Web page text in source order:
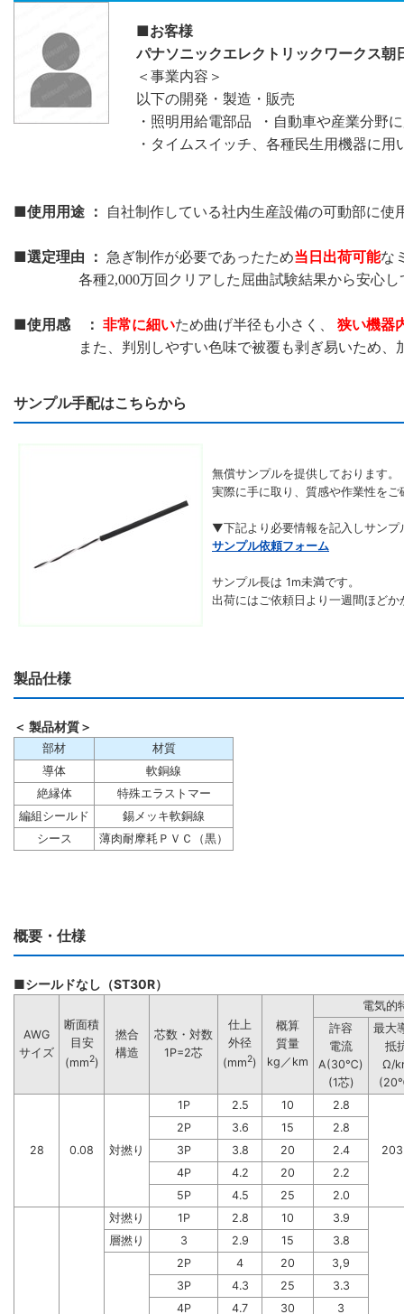
■お客様
パナソニックエレクトリックワークス朝
＜事業内容＞
以下の開発・製造・販売
・照明用給電部品 ・自動車や産業分野
・タイムスイッチ、各種民生用機器に用
■使用用途 ： 自社制作している社内生産設備の可動部に使
■選定理由 ： 急ぎ制作が必要であったため当日出荷可能な
各種2,000万回クリアした屈曲試験結果から安心し
■使用感 ： 非常に細いため曲げ半径も小さく、 狭い機器
また、判別しやすい色味で被覆も剥ぎ易いため、加
サンプル手配はこちらから
無償サンプルを提供しております。
実際に手に取り、質感や作業性をご
▼下記より必要情報を記入しサンプ
サンプル依頼フォーム
サンプル長は 1m未満です。
出荷にはご依頼日より一週間ほど
製品仕様
＜ 製品材質＞
部材
材質
導体
軟銅線
絶縁体
特殊エラストマー
編組シールド
錫メッキ軟銅線
シース
薄肉耐摩耗ＰＶＣ（黒）
概要・仕様
■シールドなし（ST30R）
AWG
サイズ
断面積
目安
(mm2)
撚合
構造
芯数・対数
1P=2芯
仕上
外径
(mm2)
概算
質量
kg／km
電気的
許容
電流
A(30℃)
(1芯)
最大
抵
Ω/
28 0.08 対撚り
1P 2.5 10 2.8
2P 3.6 15
2.8
3P
3.8 20
2.4
4P
4.2 20
2.2
5P
4.5 25 2.0
対撚り 1P 2.8 10 3.9
層撚り 3 2.9 15
3.8
2P
4 20
3,9
3P
4.3 25
3.3
4P
4.7 30 3